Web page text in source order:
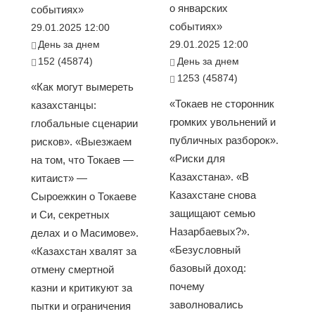
событиях»
29.01.2025 12:00
День за днем
152 (45874)
«Как могут вымереть
казахстанцы:
глобальные сценарии
рисков». «Выезжаем
на том, что Токаев —
китаист» —
Сыроежкин о Токаеве
и Си, секретных
делах и о Масимове».
«Казахстан хвалят за
отмену смертной
казни и критикуют за
пытки и ограничения
о январских
событиях»
29.01.2025 12:00
День за днем
1253 (45874)
«Токаев не сторонник
громких увольнений и
публичных разборок».
«Риски для
Казахстана». «В
Казахстане снова
защищают семью
Назарбаевых?».
«Безусловный
базовый доход:
почему
заволновались